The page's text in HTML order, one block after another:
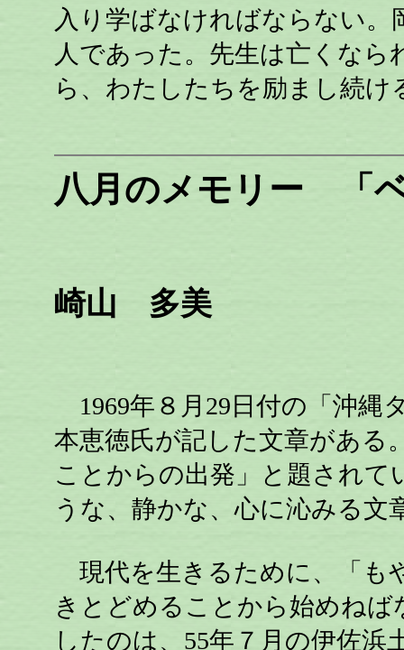
入り学ばなければならない
人であった。先生は亡くな
ら、わたしたちを励まし続け
八月のメモリー 「
崎山 多美
1969年８月29日付の「沖縄
本恵徳氏が記した文章がある
ことからの出発」と題されて
うな、静かな、心に沁みる文
現代を生きるために、「も
きとどめることから始めね
したのは、55年７月の伊佐浜